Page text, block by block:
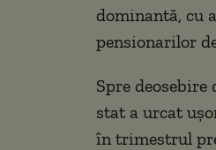
dominantă, cu
pensionarilor
Spre
stat a urcat
în trimestrul